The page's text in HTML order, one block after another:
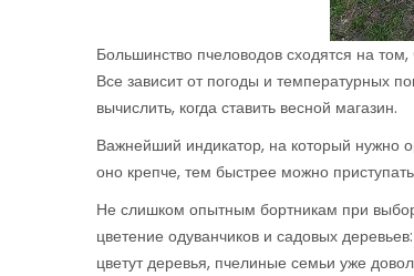
Большинство пчеловодов сходятся на
Все зависит от погоды и температурных
вычислить, когда ставить весной магазин.
Важнейший индикатор, на который нужно
оно крепче, тем быстрее можно
Не слишком опытным бортникам при
цветение одуванчиков и садовых
цветут деревья, пчелиные семьи уже